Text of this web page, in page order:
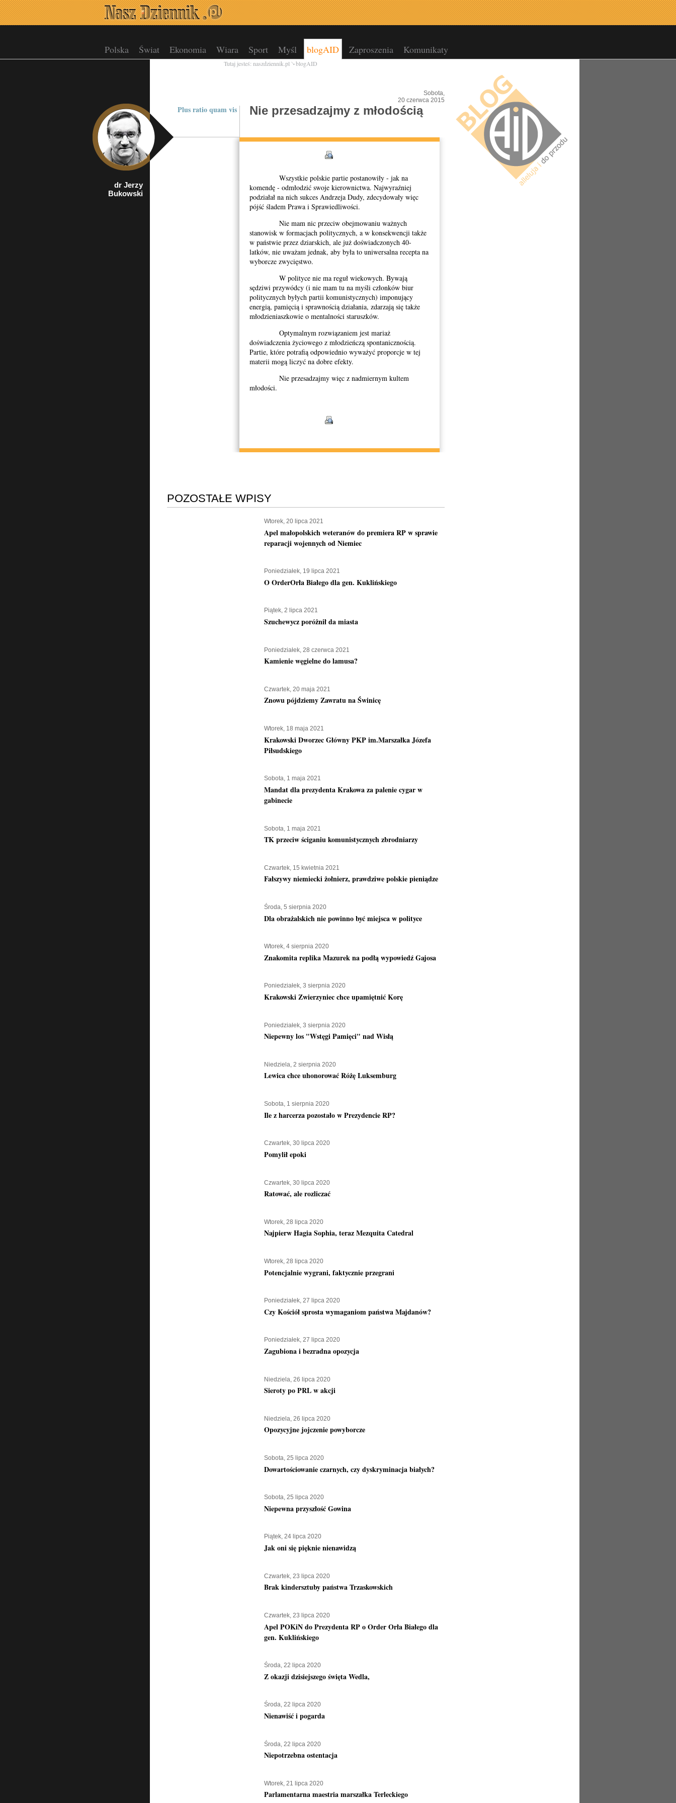
Polska Świat Ekonomia Wiara Sport Myśl blogAID Zaproszenia Komunikaty
Tutaj jesteś: naszdziennik.pl blogAID
Sobota,
20 czerwca 2015
Plus ratio quam vis Nie przesadzajmy z młodością
dr Jerzy
Bukowski
Wszystkie polskie partie postanowiły - jak na
komendę - odmłodzić swoje kierownictwa. Najwyraźniej
podziałał na nich sukces Andrzeja Dudy, zdecydowały więc
pójść śladem Prawa i Sprawiedliwości.
Nie mam nic przeciw obejmowaniu ważnych
stanowisk w formacjach politycznych, a w konsekwencji także
w państwie przez dziarskich, ale już doświadczonych 40-
latków, nie uważam jednak, aby była to uniwersalna recepta na
wyborcze zwycięstwo.
W polityce nie ma reguł wiekowych. Bywają
sędziwi przywódcy (i nie mam tu na myśli członków biur
politycznych byłych partii komunistycznych) imponujący
energią, pamięcią i sprawnością działania, zdarzają się także
młodzieniaszkowie o mentalności staruszków.
Optymalnym rozwiązaniem jest mariaż
doświadczenia życiowego z młodzieńczą spontanicznością.
Partie, które potrafią odpowiednio wyważyć proporcje w tej
materii mogą liczyć na dobre efekty.
Nie przesadzajmy więc z nadmiernym kultem
młodości.
POZOSTAŁE WPISY
Wtorek, 20 lipca 2021
Apel małopolskich weteranów do premiera RP w sprawie
reparacji wojennych od Niemiec
Poniedziałek, 19 lipca 2021
O OrderOrła Białego dla gen. Kuklińskiego
Piątek, 2 lipca 2021
Szuchewycz poróżnił da miasta
Poniedziałek, 28 czerwca 2021
Kamienie węgielne do lamusa?
Czwartek, 20 maja 2021
Znowu pójdziemy Zawratu na Świnicę
Wtorek, 18 maja 2021
Krakowski Dworzec Główny PKP im.Marszałka Józefa
Piłsudskiego
Sobota, 1 maja 2021
Mandat dla prezydenta Krakowa za palenie cygar w
gabinecie
Sobota, 1 maja 2021
TK przeciw ściganiu komunistycznych zbrodniarzy
Czwartek, 15 kwietnia 2021
Fałszywy niemiecki żołnierz, prawdziwe polskie pieniądze
Środa, 5 sierpnia 2020
Dla obrażalskich nie powinno być miejsca w polityce
Wtorek, 4 sierpnia 2020
Znakomita replika Mazurek na podłą wypowiedź Gajosa
Poniedziałek, 3 sierpnia 2020
Krakowski Zwierzyniec chce upamiętnić Korę
Poniedziałek, 3 sierpnia 2020
Niepewny los "Wstęgi Pamięci" nad Wisłą
Niedziela, 2 sierpnia 2020
Lewica chce uhonorować Różę Luksemburg
Sobota, 1 sierpnia 2020
Ile z harcerza pozostało w Prezydencie RP?
Czwartek, 30 lipca 2020
Pomylił epoki
Czwartek, 30 lipca 2020
Ratować, ale rozliczać
Wtorek, 28 lipca 2020
Najpierw Hagia Sophia, teraz Mezquita Catedral
Wtorek, 28 lipca 2020
Potencjalnie wygrani, faktycznie przegrani
Poniedziałek, 27 lipca 2020
Czy Kościół sprosta wymaganiom państwa Majdanów?
Poniedziałek, 27 lipca 2020
Zagubiona i bezradna opozycja
Niedziela, 26 lipca 2020
Sieroty po PRL w akcji
Niedziela, 26 lipca 2020
Opozycyjne jojczenie powyborcze
Sobota, 25 lipca 2020
Dowartościowanie czarnych, czy dyskryminacja białych?
Sobota, 25 lipca 2020
Niepewna przyszłość Gowina
Piątek, 24 lipca 2020
Jak oni się pięknie nienawidzą
Czwartek, 23 lipca 2020
Brak kindersztuby państwa Trzaskowskich
Czwartek, 23 lipca 2020
Apel POKiN do Prezydenta RP o Order Orła Białego dla
gen. Kuklińskiego
Środa, 22 lipca 2020
Z okazji dzisiejszego święta Wedla,
Środa, 22 lipca 2020
Nienawiść i pogarda
Środa, 22 lipca 2020
Niepotrzebna ostentacja
Wtorek, 21 lipca 2020
Parlamentarna maestria marszałka Terleckiego